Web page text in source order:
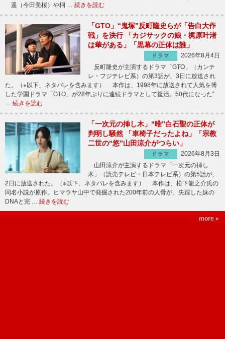
遥（今田美桜）や桐 … 続きを読む
「GTO」“鬼塚”反町隆史らが「告白大作
戦」を決行 「カジサックの娘・梶原叶渚
は華がある」「黒幕の正体は誰」
ドラマ
2026年8月4日
反町隆史が主演するドラマ「GTO」（カンテ
レ・フジテレビ系）の第3話が、3日に放送され
た。（※以下、ネタバレを含みます） 本作は、1998年に放送されて人気を博
した学園ドラマ「GTO」が28年ぶりに連続ドラマとして復活。50代になった“
… 続きを読む
「一次元の挿し木」“唯”白石聖の正体が
判明し騒然 「車椅子だったよね」「宗教
二世の“悠”山田涼介がつらい」
ドラマ
2026年8月3日
山田涼介が主演するドラマ「一次元の挿し
木」（読売テレビ・日本テレビ系）の第5話が、
2日に放送された。（※以下、ネタバレを含みます） 本作は、松下龍之介氏の
同名小説が原作。ヒマラヤ山中で発掘された200年前の人骨が、失踪した妹の
DNAと完 … 続きを読む
more »